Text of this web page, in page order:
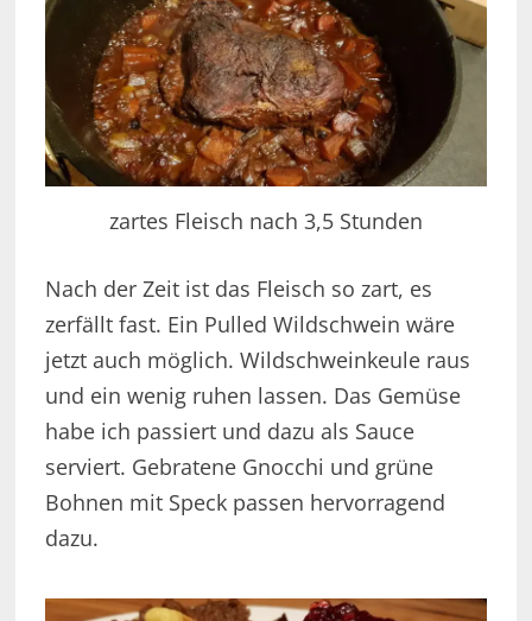
zartes Fleisch nach 3,5 Stunden
Nach der Zeit ist das Fleisch so zart, es
zerfällt fast. Ein Pulled Wildschwein wäre
jetzt auch möglich. Wildschweinkeule raus
und ein wenig ruhen lassen. Das Gemüse
habe ich passiert und dazu als Sauce
serviert. Gebratene Gnocchi und grüne
Bohnen mit Speck passen hervorragend
dazu.